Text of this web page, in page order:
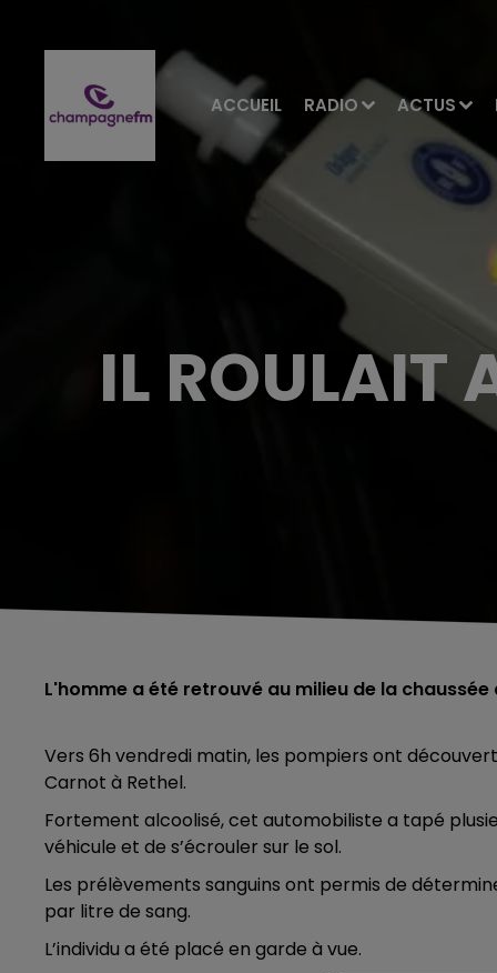
ACCUEIL RADIO ACTUS
IL ROULAIT
L'homme a été retrouvé au milieu de la
Vers 6h vendredi matin, les pompiers ont
Carnot à Rethel.
Fortement alcoolisé, cet automobiliste a tapé
véhicule et de s’écrouler sur le sol.
Les prélèvements sanguins ont permis de
par litre de sang.
L’individu a été placé en garde à vue.